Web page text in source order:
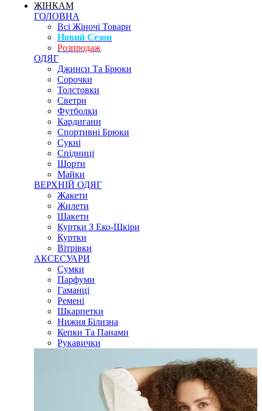
ЖІНКАМ
ГОЛОВНА
Всі Жіночі Товари
Новий Сезон
Розпродаж
ОДЯГ
Джинси Та Брюки
Сорочки
Толстовки
Светри
Футболки
Кардигани
Спортивні Брюки
Сукні
Спідниці
Шорти
Майки
ВЕРХНІЙ ОДЯГ
Жакети
Жилети
Шакети
Куртки З Еко-Шкіри
Куртки
Вітрівки
АКСЕСУАРИ
Сумки
Парфуми
Гаманці
Ремені
Шкарпетки
Нижня Білизна
Кепки Та Панами
Рукавички